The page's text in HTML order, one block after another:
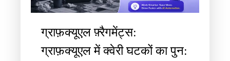
ग्राफ़क्यूएल फ़्रैगमेंट्स:
ग्राफ़क्यूएल में क्वेरी घटकों का पुन: